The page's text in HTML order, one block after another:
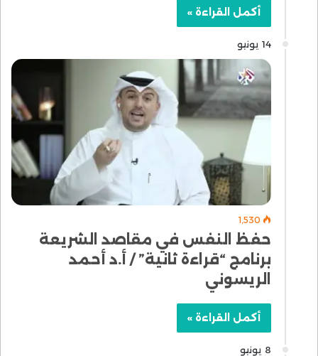
أكمل القراءة »
14 يونيو
1٬530
حفظ النفس في مقاصد الشريعة
برنامج “قراءة ثانية” / أ.د أحمد
الريسوني
أكمل القراءة »
8 يونيو